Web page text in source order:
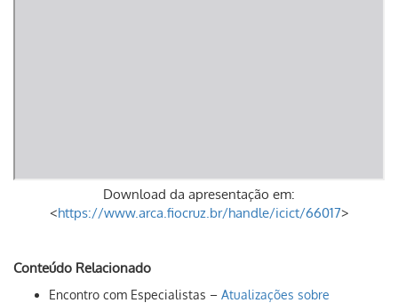
Download da apresentação em:
<https://www.arca.fiocruz.br/handle/icict/66017>
Conteúdo Relacionado
Encontro com Especialistas – Atualizações sobre